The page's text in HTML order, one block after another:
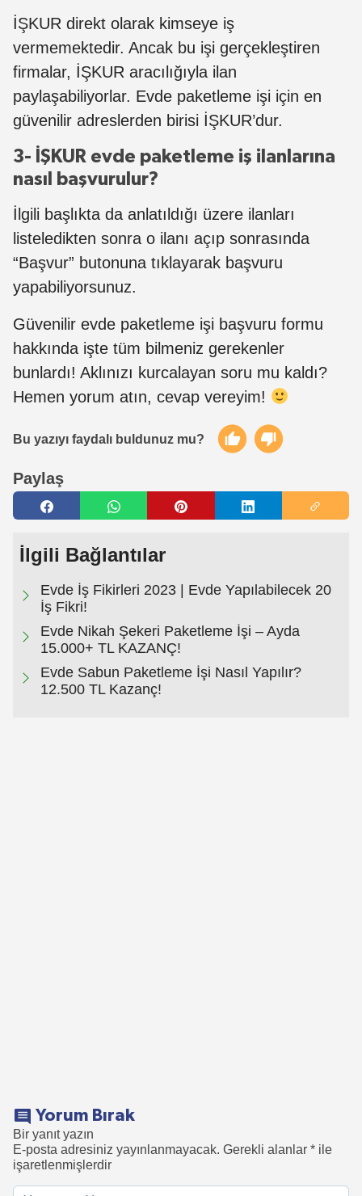
İŞKUR direkt olarak kimseye iş
vermemektedir. Ancak bu işi gerçekleştiren
firmalar, İŞKUR aracılığıyla ilan
paylaşabiliyorlar. Evde paketleme işi için en
güvenilir adreslerden birisi İŞKUR’dur.
3- İŞKUR evde paketleme iş ilanlarına
nasıl başvurulur?
İlgili başlıkta da anlatıldığı üzere ilanları
listeledikten sonra o ilanı açıp sonrasında
“Başvur” butonuna tıklayarak başvuru
yapabiliyorsunuz.
Güvenilir evde paketleme işi başvuru formu
hakkında işte tüm bilmeniz gerekenler
bunlardı! Aklınızı kurcalayan soru mu kaldı?
Hemen yorum atın, cevap vereyim!
Bu yazıyı faydalı buldunuz mu?
Paylaş
İlgili Bağlantılar
Evde İş Fikirleri 2023 | Evde Yapılabilecek 20
İş Fikri!
Evde Nikah Şekeri Paketleme İşi – Ayda
15.000+ TL KAZANÇ!
Evde Sabun Paketleme İşi Nasıl Yapılır?
12.500 TL Kazanç!
Yorum Bırak
Bir yanıt yazın
E-posta adresiniz yayınlanmayacak. Gerekli alanlar * ile
işaretlenmişlerdir